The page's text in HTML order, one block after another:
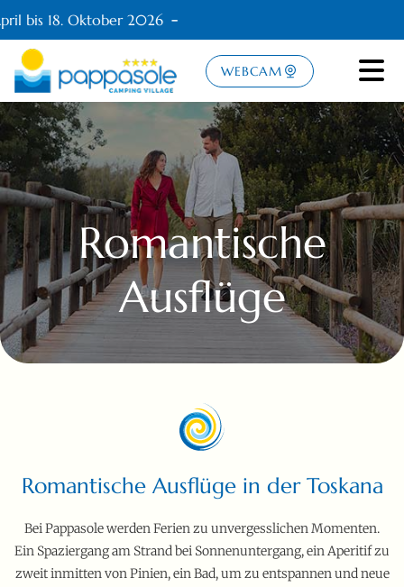
bis 18. Oktober 2026
WEBCAM
Romantische
Ausflüge
Romantische Ausflüge in der Toskana
Bei Pappasole werden Ferien zu unvergesslichen Momenten.
Ein Spaziergang am Strand bei Sonnenuntergang, ein Aperitif zu
zweit inmitten von Pinien, ein Bad, um zu entspannen und neue